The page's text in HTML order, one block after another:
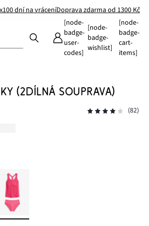
100 dní na vráceníDoprava zdarma od 1300 Kč
[node-
badge-
user-
codes]
[node-
badge-
wishlist]
[node-
badge-
cart-
items]
(2DÍLNÁ SOUPRAVA)
(82)